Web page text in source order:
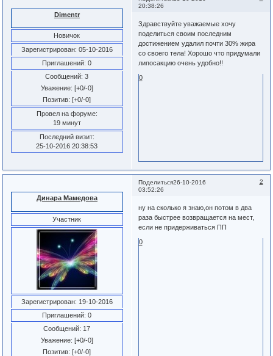
20:38:26
Dimentr
Новичок
Зарегистрирован: 05-10-2016
Приглашений: 0
Сообщений: 3
Уважение: [+0/-0]
Позитив: [+0/-0]
Провел на форуме:
19 минут
Последний визит:
25-10-2016 20:38:53
Здравствуйте уважаемые хочу
поделиться своим последним
достижением удалил почти 30% жира
со своего тела! Хорошо что придумали
липосакцию очень удобно!!
0
Поделиться 2
26-10-2016
03:52:26
Динара Мамедова
Участник
Зарегистрирован: 19-10-2016
Приглашений: 0
Сообщений: 17
Уважение: [+0/-0]
Позитив: [+0/-0]
ну на сколько я знаю,он потом в два
раза быстрее возвращается на мест,
если не придерживаться ПП
0